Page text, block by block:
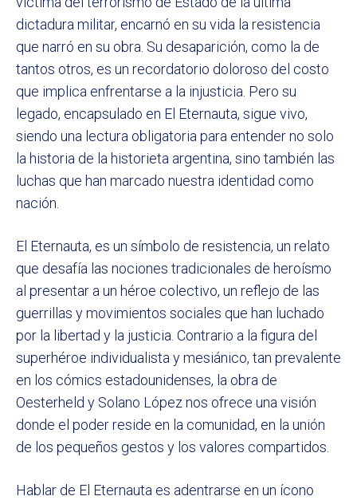
dictadura militar, encarnó en su vida la resistencia
que narró en su obra. Su desaparición, como la de
tantos otros, es un recordatorio doloroso del costo
que implica enfrentarse a la injusticia. Pero su
legado, encapsulado en El Eternauta, sigue vivo,
siendo una lectura obligatoria para entender no solo
la historia de la historieta argentina, sino también las
luchas que han marcado nuestra identidad como
nación.
El Eternauta, es un símbolo de resistencia, un relato
que desafía las nociones tradicionales de heroísmo
al presentar a un héroe colectivo, un reflejo de las
guerrillas y movimientos sociales que han luchado
por la libertad y la justicia. Contrario a la figura del
superhéroe individualista y mesiánico, tan prevalente
en los cómics estadounidenses, la obra de
Oesterheld y Solano López nos ofrece una visión
donde el poder reside en la comunidad, en la unión
de los pequeños gestos y los valores compartidos.
Hablar de El Eternauta es adentrarse en un ícono